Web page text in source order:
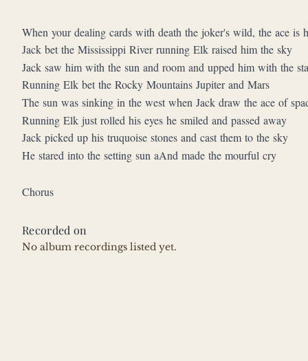
When your dealing cards with death the joker's wild, the ace is
Jack bet the Mississippi River running Elk raised him the sky
Jack saw him with the sun and room and upped him with the
Running Elk bet the Rocky Mountains Jupiter and Mars
The sun was sinking in the west when Jack draw the ace of
Running Elk just rolled his eyes he smiled and passed away
Jack picked up his truquoise stones and cast them to the sky
He stared into the setting sun aAnd made the mourful cry
Chorus
Recorded on
No album recordings listed yet.